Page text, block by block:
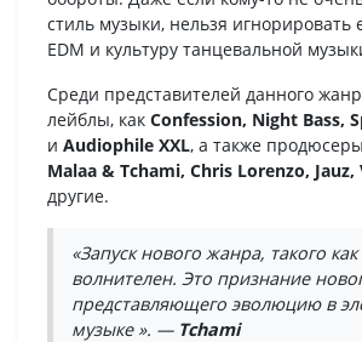
стиль музыки, нельзя игнорировать
EDM и культуру танцевальной
Среди представителей данного
лейблы, как Confession, Night Bass,
и Audiophile XXL, а также продюсеры
Malaa & Tchami, Chris Lorenzo,
другие.
«Запуск нового жанра, такого
волнителен. Это признание
представляющего эволюцию в
музыке ». — Tchami